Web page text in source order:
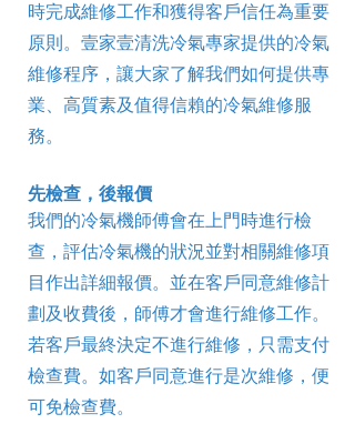
時完成維修工作和獲得客戶信任為重要
原則。壹家壹清洗冷氣專家提供的冷氣
維修程序，讓大家了解我們如何提供專
業、高質素及值得信賴的冷氣維修服
務。
先檢查，後報價
我們的冷氣機師傅會在上門時進行檢
查，評估冷氣機的狀況並對相關維修項
目作出詳細報價。並在客戶同意維修計
劃及收費後，師傅才會進行維修工作。
若客戶最終決定不進行維修，只需支付
檢查費。如客戶同意進行是次維修，便
可免檢查費。